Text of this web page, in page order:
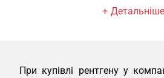
Детальніше
При купівлі рентгену у